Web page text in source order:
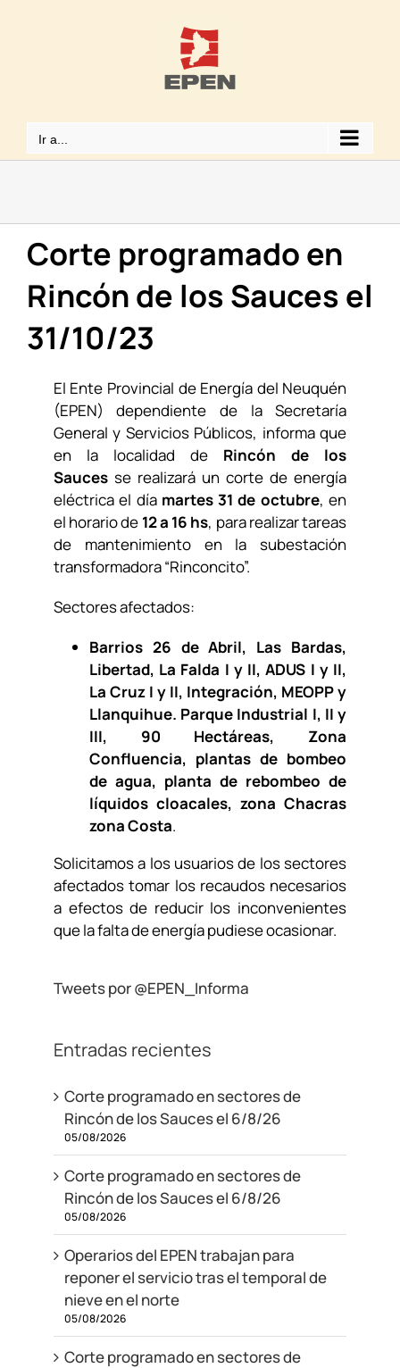
Ir a...
Corte programado en
Rincón de los Sauces el
31/10/23
El Ente Provincial de Energía del Neuquén
(EPEN) dependiente de la Secretaría
General y Servicios Públicos, informa que
en la localidad de Rincón de los
Saucesse realizará un corte de energía
eléctrica el día martes 31 de octubre, en
el horario de 12 a 16 hs, para realizar tareas
de mantenimiento en la subestación
transformadora “Rinconcito”.
Sectores afectados:
Barrios 26 de Abril, Las Bardas,
Libertad, La Falda I y II, ADUS I y II,
La Cruz I y II, Integración, MEOPP y
Llanquihue. Parque Industrial I, II y
III, 90 Hectáreas, Zona
Confluencia, plantas de bombeo
de agua, planta de rebombeo de
líquidos cloacales, zona Chacras
zona Costa.
Solicitamos a los usuarios de los sectores
afectados tomar los recaudos necesarios
a efectos de reducir los inconvenientes
que la falta de energía pudiese ocasionar.
Tweets por @EPEN_Informa
Entradas recientes
Corte programado en sectores de
Rincón de los Sauces el 6/8/26
05/08/2026
Corte programado en sectores de
Rincón de los Sauces el 6/8/26
05/08/2026
Operarios del EPEN trabajan para
reponer el servicio tras el temporal de
nieve en el norte
05/08/2026
Corte programado en sectores de